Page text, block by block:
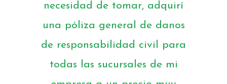
necesidad de tomar, adquirí
una póliza general de danos
de responsabilidad civil para
todas las sucursales de mi